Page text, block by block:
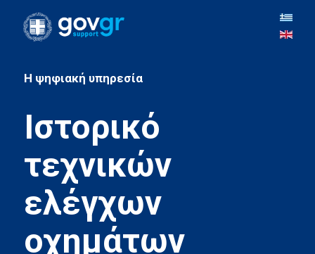
H ψηφιακή υπηρεσία
Ιστορικό
τεχνικών
ελέγχων